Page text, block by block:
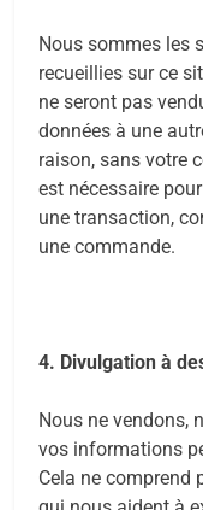
Nous sommes les
recueillies sur ce
ne seront pas
données à une
raison, sans votre
est nécessaire
une transaction,
une commande.
4. Divulgation à
Nous ne vendons,
vos informations
Cela ne comprend